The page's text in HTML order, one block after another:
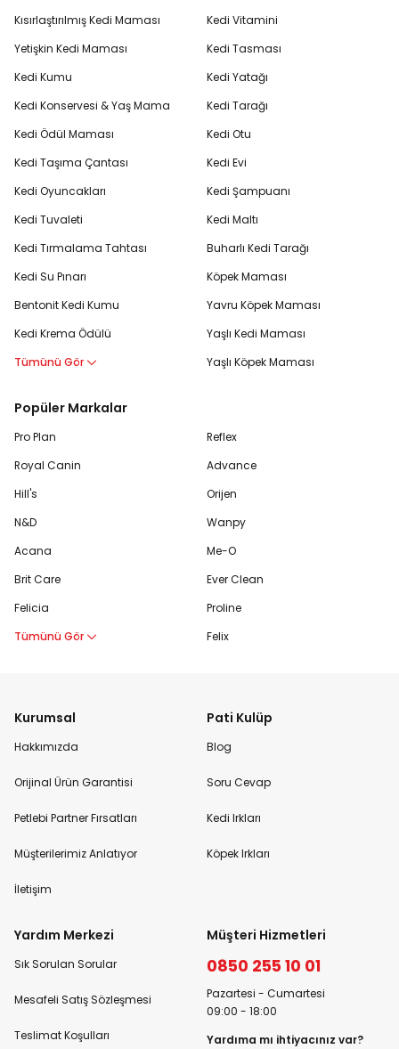
Kısırlaştırılmış Kedi Maması
Yetişkin Kedi Maması
Kedi Kumu
Kedi Konservesi & Yaş Mama
Kedi Ödül Maması
Kedi Taşıma Çantası
Kedi Oyuncakları
Kedi Tuvaleti
Kedi Tırmalama Tahtası
Kedi Su Pınarı
Bentonit Kedi Kumu
Kedi Krema Ödülü
Tümünü Gör
Kedi Vitamini
Kedi Tasması
Kedi Yatağı
Kedi Tarağı
Kedi Otu
Kedi Evi
Kedi Şampuanı
Kedi Maltı
Buharlı Kedi Tarağı
Köpek Maması
Yavru Köpek Maması
Yaşlı Kedi Maması
Yaşlı Köpek Maması
Popüler Markalar
Pro Plan
Royal Canin
Hill's
N&D
Acana
Brit Care
Felicia
Tümünü Gör
Reflex
Advance
Orijen
Wanpy
Me-O
Ever Clean
Proline
Felix
Kurumsal
Hakkımızda
Orijinal Ürün Garantisi
Petlebi Partner Fırsatları
Müşterilerimiz Anlatıyor
İletişim
Pati Kulüp
Blog
Soru Cevap
Kedi Irkları
Köpek Irkları
Yardım Merkezi
Sık Sorulan Sorular
Mesafeli Satış Sözleşmesi
Teslimat Koşulları
Müşteri Hizmetleri
0850 255 10 01
Pazartesi - Cumartesi
09:00 - 18:00
Yardıma mı ihtiyacınız var?